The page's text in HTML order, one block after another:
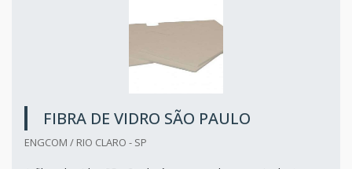
FIBRA DE VIDRO SÃO PAULO
ENGCOM / RIO CLARO - SP